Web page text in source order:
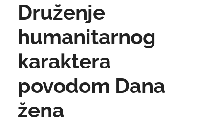
Druženje
humanitarnog
karaktera
povodom Dana
žena